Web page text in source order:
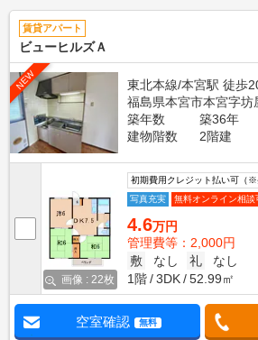
賃貸アパート
ビューヒルズＡ
NEW
東北本線/本宮駅 徒歩
福島県本宮市本宮字坊
築年数
築36年
建物階数
2階建
画像 : 22枚
初期費用クレジット払い可（※
写真充実
無料オンライン相談
4.6万円
管理費等：2,000円
敷
なし 礼
なし
1階
3DK 52.99㎡
空室確認 無料